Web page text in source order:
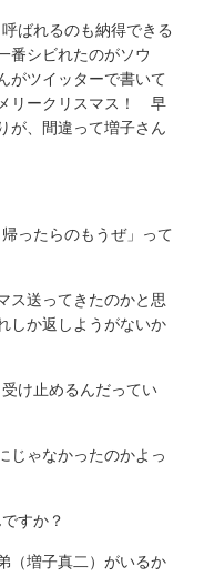
ばれるのも納得できる
番シビれたのがソウ
がツイッターで書いて
リークリスマス！ 早
が、間違って増子さん
ったらのもうぜ」って
ス送ってきたのかと思
しか返しようがないか
け止めるんだってい
ゃなかったのかよっ
すか？
（増子真二）がいるか